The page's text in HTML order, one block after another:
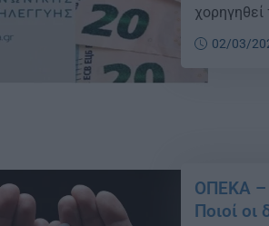
χορηγηθεί
02/03/
ΟΠΕΚΑ –
Ποιοί οι